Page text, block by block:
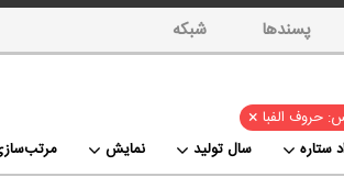
پسند‌ها شبکه
حروف الفبا ×
نمایش سال تولید ستاره